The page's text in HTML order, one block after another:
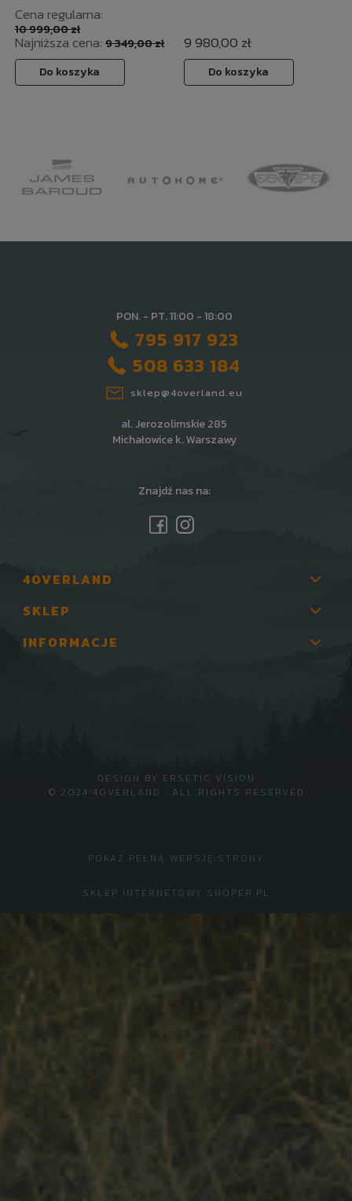
Cena regularna:
10 999,00 zł
Najniższa cena: 9 349,00 zł
Do koszyka
9 980,00 zł
Do koszyka
PON. - PT. 11:00 - 18:00
795 917 923
508 633 184
sklep@4overland.eu
al. Jerozolimskie 285
Michałowice k. Warszawy
Znajdź nas na:
4OVERLAND
SKLEP
INFORMACJE
© 2024 4OVERLAND · ALL RIGHTS RESERVED
DESIGN BY ERSETIC VISION
POKAŻ PEŁNĄ WERSJĘ STRONY
SKLEP INTERNETOWY SHOPER.PL